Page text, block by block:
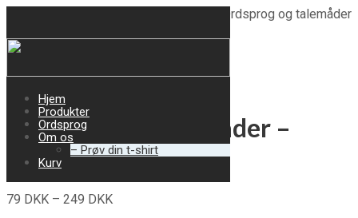
Hjem
Produkter
Ordsprog
Om os
– Prøv din t-shirt
Kurv
/ Ordsprog og talemåder
Ordsprog og talemåder –
Plakat
79 DKK – 249 DKK